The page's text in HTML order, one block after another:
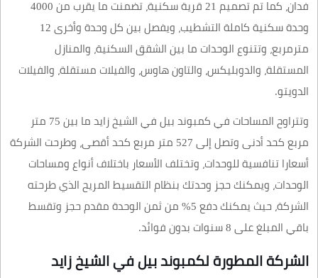
فدان، كما تم تصميم 21 قرية سكنية، تضمنت ما يقرب من 4000
وحدة سكنية كاملة التشطيب، ويفصل بين كل وحدة وأخرى 12
مترمربع، وتتنوع الوحدات ما بين الشقق السكنية، والمنازل
المستقلة، والدوبليكس، والتاون هاوس، والفيلات مستقلة، والفيلات
الدويتو.
وتتراوح المساحات في كمبوند بيل في الشيخ زايد ما بين 75 متر
مربع كحد أدنى وتصل إلى 527 متر مربع كحد أقصى، وطرحت الشركة
أسعارا تنافسية للوحدات، وتختلف الأسعار باختلاف أنواع ومساحات
الوحدات، ويمكنك حجز وحدتك بنظام التقسيط المريح الذي طرحته
الشركة، حيث يمكنك دفع 5% من ثمن الوحدة مقدم حجز وتقسط
باقي المبلغ على 8 سنوات بدون فوائد.
الشركة المطورة لكمبوند بيل في الشيخ زايد